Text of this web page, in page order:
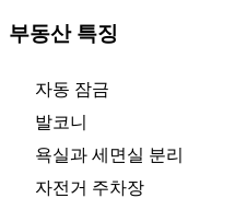
부동산 특징
자동 잠금
발코니
욕실과 세면실 분리
자전거 주차장